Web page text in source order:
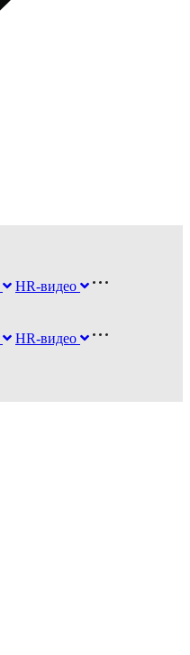
HR-видео
HR-видео